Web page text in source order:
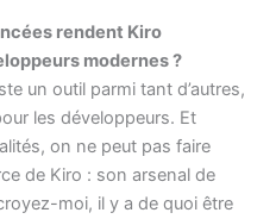
rendent Kiro
modernes ?
un outil parmi tant d’autres,
les développeurs. Et
on ne peut pas faire
de Kiro : son arsenal de
moi, il y a de quoi être